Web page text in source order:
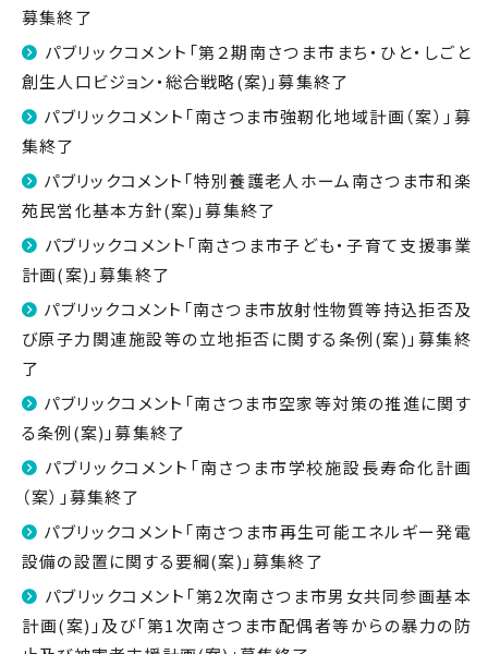
募集終了
パブリックコメント「第２期南さつま市まち・ひと・しごと
創生人口ビジョン・総合戦略(案)」募集終了
パブリックコメント「南さつま市強靭化地域計画（案）」募
集終了
パブリックコメント「特別養護老人ホーム南さつま市和楽
苑民営化基本方針(案)」募集終了
パブリックコメント「南さつま市子ども・子育て支援事業
計画(案)」募集終了
パブリックコメント「南さつま市放射性物質等持込拒否及
び原子力関連施設等の立地拒否に関する条例(案)」募集終
了
パブリックコメント「南さつま市空家等対策の推進に関す
る条例(案)」募集終了
パブリックコメント「南さつま市学校施設長寿命化計画
（案）」募集終了
パブリックコメント「南さつま市再生可能エネルギー発電
設備の設置に関する要綱(案)」募集終了
パブリックコメント「第2次南さつま市男女共同参画基本
計画(案)」及び「第1次南さつま市配偶者等からの暴力の防